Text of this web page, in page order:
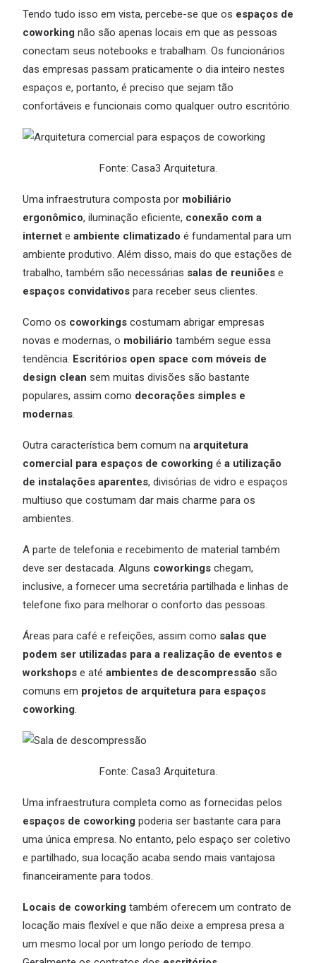
Tendo tudo isso em vista, percebe-se que os espaços de
coworking não são apenas locais em que as pessoas
conectam seus notebooks e trabalham. Os funcionários
das empresas passam praticamente o dia inteiro nestes
espaços e, portanto, é preciso que sejam tão
confortáveis e funcionais como qualquer outro escritório.
Fonte: Casa3 Arquitetura.
Uma infraestrutura composta por mobiliário
ergonômico, iluminação eficiente, conexão com a
internet e ambiente climatizado é fundamental para um
ambiente produtivo. Além disso, mais do que estações de
trabalho, também são necessárias salas de reuniões e
espaços convidativos para receber seus clientes.
Como os coworkings costumam abrigar empresas
novas e modernas, o mobiliário também segue essa
tendência. Escritórios open space com móveis de
design clean sem muitas divisões são bastante
populares, assim como decorações simples e
modernas.
Outra característica bem comum na arquitetura
comercial para espaços de coworking é a utilização
de instalações aparentes, divisórias de vidro e espaços
multiuso que costumam dar mais charme para os
ambientes.
A parte de telefonia e recebimento de material também
deve ser destacada. Alguns coworkings chegam,
inclusive, a fornecer uma secretária partilhada e linhas de
telefone fixo para melhorar o conforto das pessoas.
Áreas para café e refeições, assim como salas que
podem ser utilizadas para a realização de eventos e
workshops e até ambientes de descompressão são
comuns em projetos de arquitetura para espaços
coworking.
Fonte: Casa3 Arquitetura.
Uma infraestrutura completa como as fornecidas pelos
espaços de coworking poderia ser bastante cara para
uma única empresa. No entanto, pelo espaço ser coletivo
e partilhado, sua locação acaba sendo mais vantajosa
financeiramente para todos.
Locais de coworking também oferecem um contrato de
locação mais flexível e que não deixe a empresa presa a
um mesmo local por um longo período de tempo.